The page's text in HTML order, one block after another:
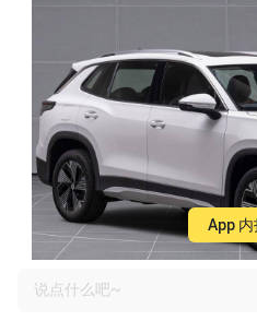
App 内
说点什么吧~